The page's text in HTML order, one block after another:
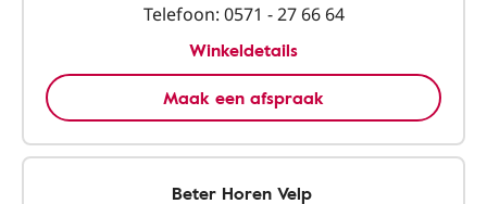
Telefoon: 0571 - 27 66 64
Winkeldetails
Maak een afspraak
Beter Horen Velp